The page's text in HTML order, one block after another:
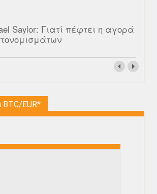
Saylor: Γιατί πέφτει η αγορά
BTC/EUR*